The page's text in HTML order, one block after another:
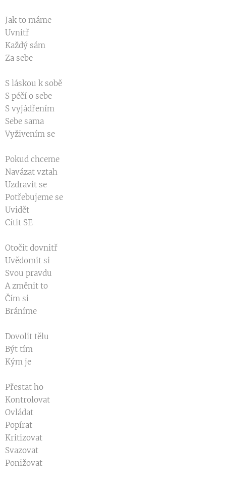
Jak to máme
Uvnitř
Každý sám
Za sebe
S láskou k sobě
S péčí o sebe
S vyjádřením
Sebe sama
Vyživením se
Pokud chceme
Navázat vztah
Uzdravit se
Potřebujeme se
Uvidět
Cítit SE
Otočit dovnitř
Uvědomit si
Svou pravdu
A změnit to
Čím si
Bráníme
Dovolit tělu
Být tím
Kým je
Přestat ho
Kontrolovat
Ovládat
Popírat
Kritizovat
Svazovat
Ponižovat